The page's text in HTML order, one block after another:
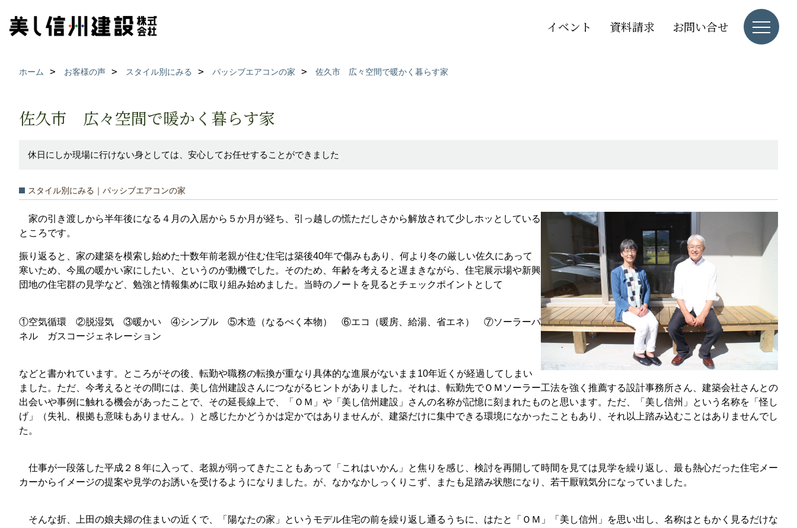
イベント 資料請求 お問い合せ
ホーム お客様の声 スタイル別にみる パッシブエアコンの家 佐久市 広々空間で暖かく暮らす家
佐久市 広々空間で暖かく暮らす家
休日にしか現場に行けない身としては、安心してお任せすることができました
スタイル別にみる｜パッシブエアコンの家
家の引き渡しから半年後になる４月の入居から５か月が経ち、引っ越しの慌ただしさから解放されて少しホッとしている
ところです。
振り返ると、家の建築を模索し始めた十数年前老親が住む住宅は築後40年で傷みもあり、何より冬の厳しい佐久にあって
寒いため、今風の暖かい家にしたい、というのが動機でした。そのため、年齢を考えると遅まきながら、住宅展示場や新興
団地の住宅群の見学など、勉強と情報集めに取り組み始めました。当時のノートを見るとチェックポイントとして
①空気循環 ②脱湿気 ③暖かい ④シンプル ⑤木造（なるべく本物） ⑥エコ（暖房、給湯、省エネ） ⑦ソーラーパ
ネル ガスコージェネレーション
などと書かれています。ところがその後、転勤や職務の転換が重なり具体的な進展がないまま10年近くが経過してしまい
ました。ただ、今考えるとその間には、美し信州建設さんにつながるヒントがありました。それは、転勤先でＯＭソーラー工法を強く推薦する設計事務所さん、建築会社さんとの
出会いや事例に触れる機会があったことで、その延長線上で、「ＯＭ」や「美し信州建設」さんの名称が記憶に刻まれたものと思います。ただ、「美し信州」という名称を「怪し
げ」（失礼、根拠も意味もありません。）と感じたかどうかは定かではありませんが、建築だけに集中できる環境になかったこともあり、それ以上踏み込むことはありませんでし
た。
仕事が一段落した平成２８年に入って、老親が弱ってきたこともあって「これはいかん」と焦りを感じ、検討を再開して時間を見ては見学を繰り返し、最も熱心だった住宅メー
カーからイメージの提案や見学のお誘いを受けるようになりました。が、なかなかしっくりこず、またも足踏み状態になり、若干厭戦気分になっていました。
そんな折、上田の娘夫婦の住まいの近くで、「陽なたの家」というモデル住宅の前を繰り返し通るうちに、はたと「ＯＭ」「美し信州」を思い出し、名称はともかく見るだけな